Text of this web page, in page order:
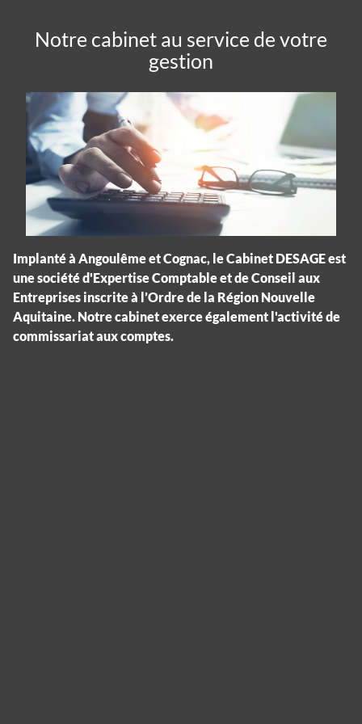
Notre cabinet au service de votre
gestion
Implanté à Angoulême et Cognac, le Cabinet DESAGE est
une société d'Expertise Comptable et de Conseil aux
Entreprises inscrite à l’Ordre de la Région Nouvelle
Aquitaine. Notre cabinet exerce également l'activité de
commissariat aux comptes.